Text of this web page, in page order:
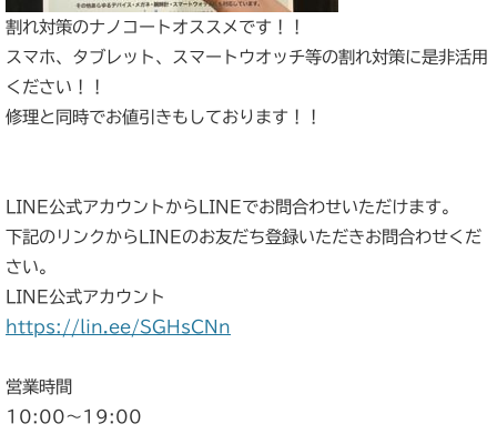
割れ対策のナノコートオススメです！！
スマホ、タブレット、スマートウオッチ等の割れ対策に是非活用
ください！！
修理と同時でお値引きもしております！！
LINE公式アカウントからLINEでお問合わせいただけます。
下記のリンクからLINEのお友だち登録いただきお問合わせくだ
さい。
LINE公式アカウント
https://lin.ee/SGHsCNn
営業時間
10:00〜19:00